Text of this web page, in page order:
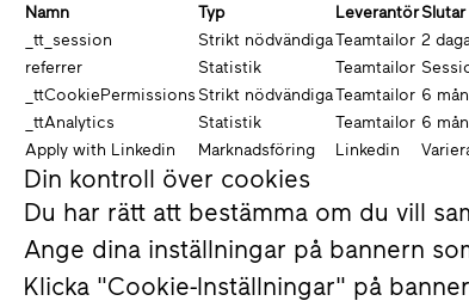
Namn Typ LeverantörSlutar
_tt_session
Strikt nödvändigaTeamtailor 2
referrer
Statistik Teamtailor
_ttCookiePermissions Strikt nödvändigaTeamtailor 6
_ttAnalytics
Statistik Teamtailor 6
Apply with Linkedin
Marknadsföring Linkedin
Din kontroll över cookies
Du har rätt att bestämma om du vill
Ange dina inställningar på bannern
Klicka "Cookie-Inställningar" på